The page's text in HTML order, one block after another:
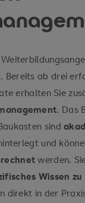
Fallbeispiele
Bereits ab drei
erhalten Sie
. Das
sind
und
werden.
Wissen
direkt in der